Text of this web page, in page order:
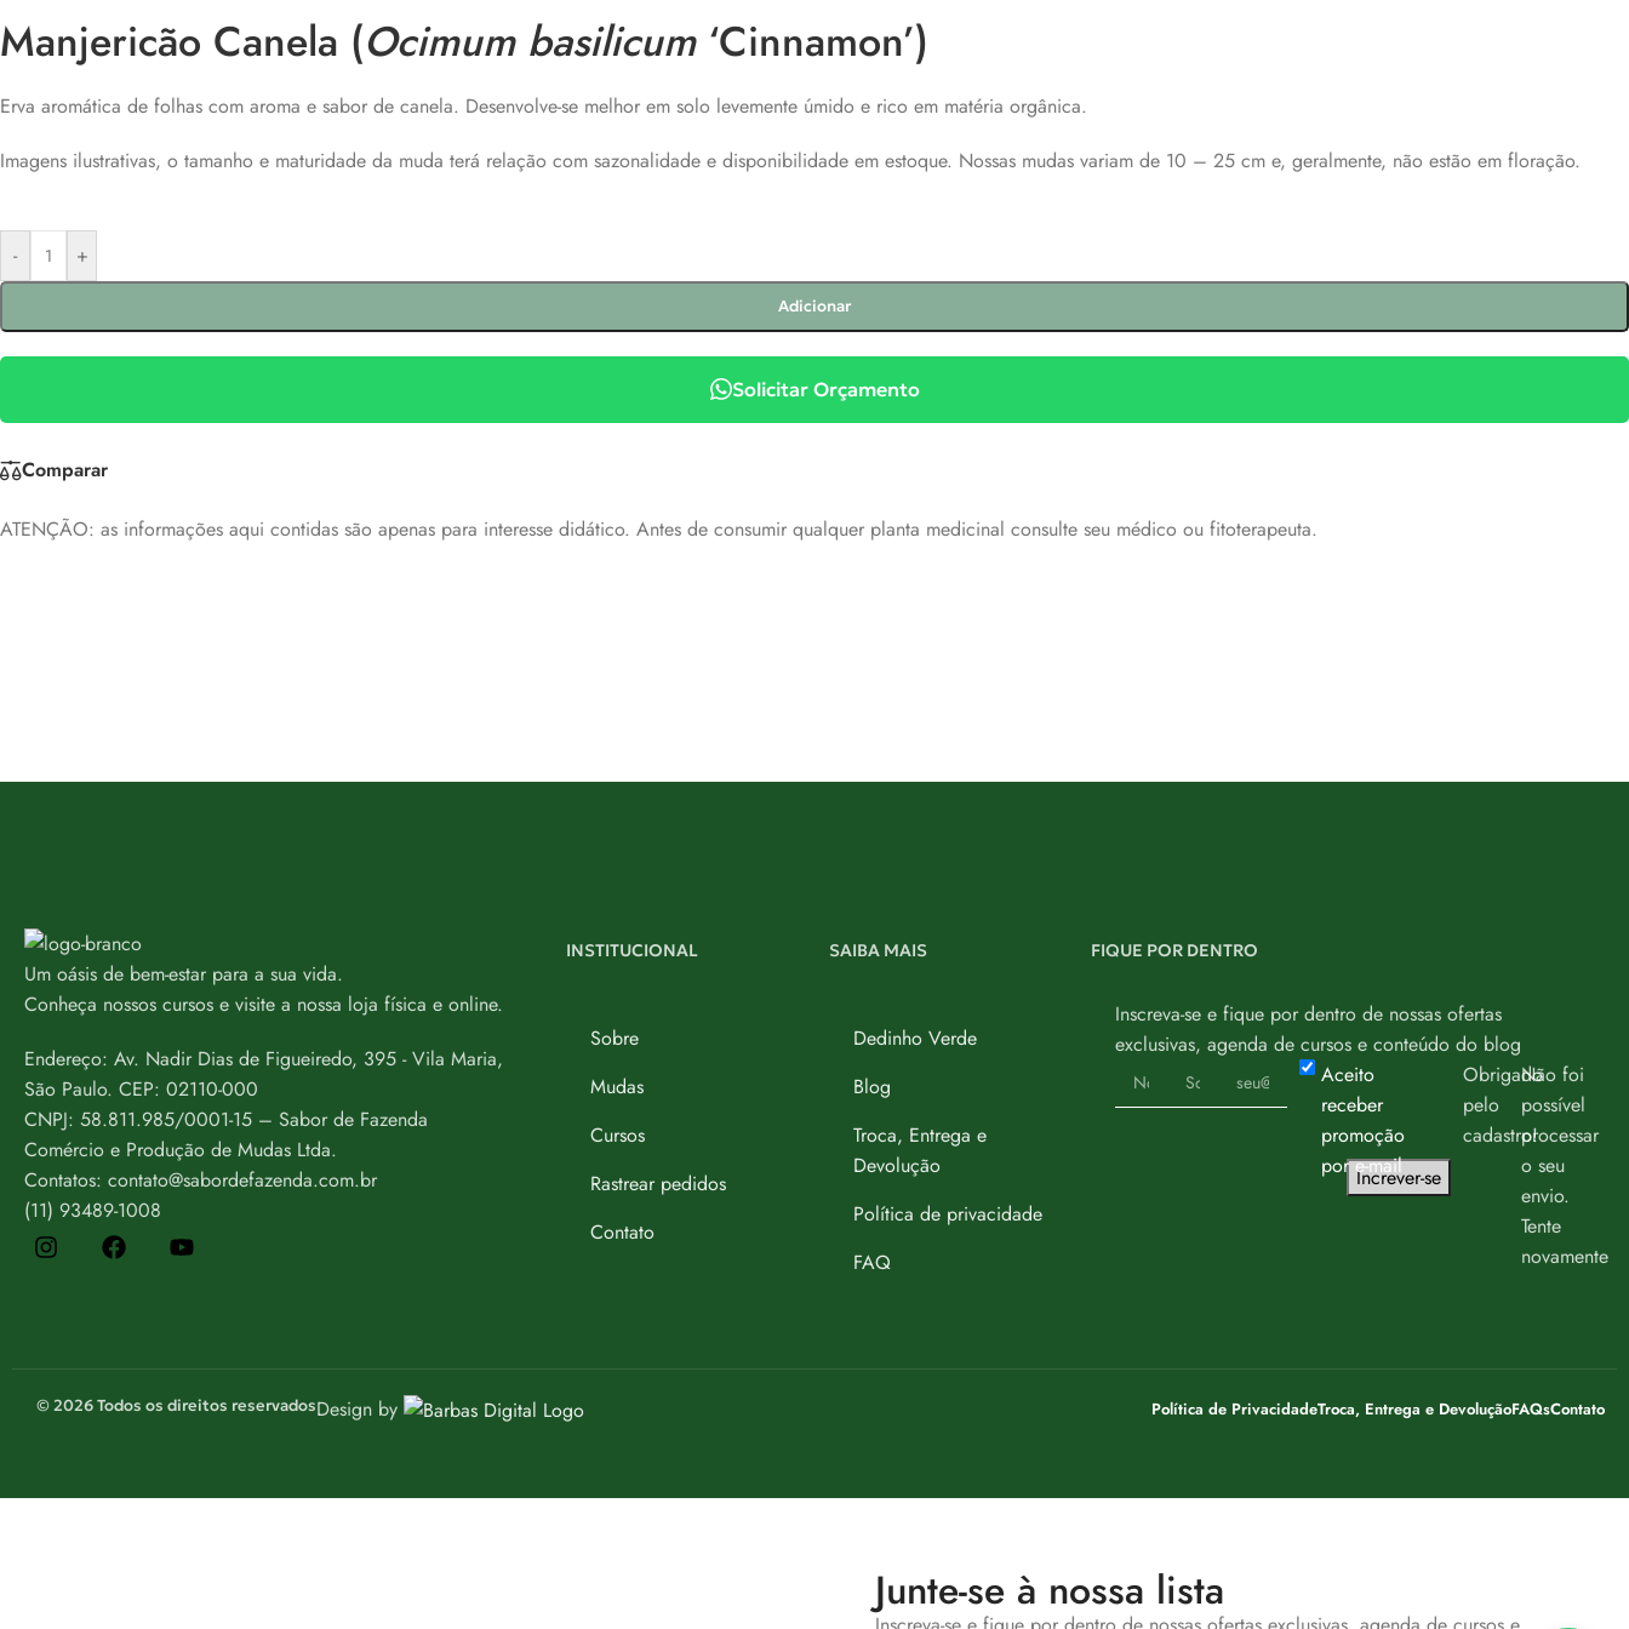
Manjericão Canela (Ocimum basilicum ‘Cinnamon’)
Erva aromática de folhas com aroma e sabor de canela. Desenvolve-se melhor em solo levemente úmido e rico em matéria orgânica.
Imagens ilustrativas, o tamanho e maturidade da muda terá relação com sazonalidade e disponibilidade em estoque. Nossas mudas variam de 10 – 25 cm e, geralmente, não estão em floração.
- +
Adicionar
Solicitar Orçamento
Comparar
ATENÇÃO: as informações aqui contidas são apenas para interesse didático. Antes de consumir qualquer planta medicinal consulte seu médico ou fitoterapeuta.
Um oásis de bem-estar para a sua vida.
Conheça nossos cursos e visite a nossa loja física e online.
Endereço: Av. Nadir Dias de Figueiredo, 395 - Vila Maria,
São Paulo. CEP: 02110-000
CNPJ: 58.811.985/0001-15 – Sabor de Fazenda
Comércio e Produção de Mudas Ltda.
Contatos: contato@sabordefazenda.com.br
(11) 93489-1008
INSTITUCIONAL
Sobre
Mudas
Cursos
Rastrear pedidos
Contato
SAIBA MAIS
Dedinho Verde
Blog
Troca, Entrega e
Devolução
Política de privacidade
FAQ
FIQUE POR DENTRO
Inscreva-se e fique por dentro de nossas ofertas
exclusivas, agenda de cursos e conteúdo do blog
Aceito
receber
promoção
por e-mail
Increver-se
Obrigado
pelo
cadastro!
Não foi
possível
processar
o seu
envio.
Tente
novamente
© 2026 Todos os direitos reservadosDesign by Política de PrivacidadeTroca, Entrega e DevoluçãoFAQsContato
Junte-se à nossa lista